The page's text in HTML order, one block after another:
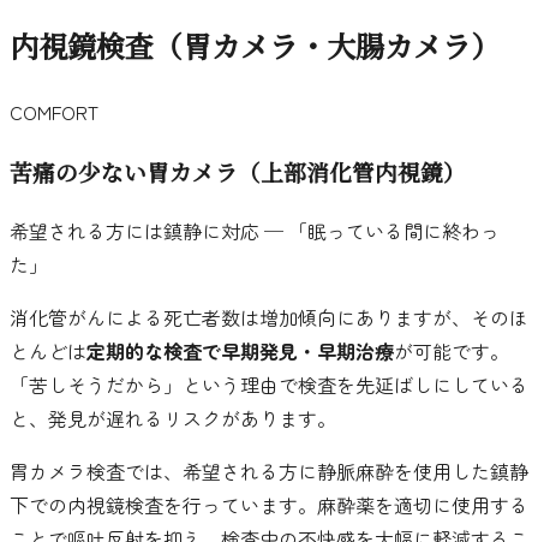
内視鏡検査 （胃カメラ・大腸カメラ）
COMFORT
苦痛の少ない胃カメラ（上部消化管内視鏡）
希望される方には鎮静に対応 ─ 「眠っている間に終わっ
た」
消化管がんによる死亡者数は増加傾向にありますが、そのほ
とんどは定期的な検査で早期発見・早期治療が可能です。
「苦しそうだから」という理由で検査を先延ばしにしている
と、発見が遅れるリスクがあります。
胃カメラ検査では、希望される方に静脈麻酔を使用した鎮静
下での内視鏡検査を行っています。麻酔薬を適切に使用する